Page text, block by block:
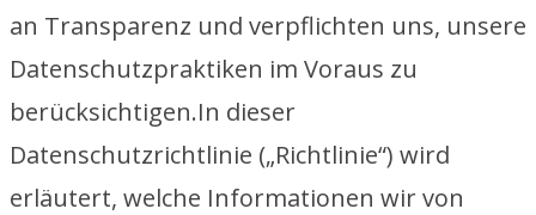
an Transparenz und verpflichten uns, unsere
Datenschutzpraktiken im Voraus zu
berücksichtigen.In dieser
Datenschutzrichtlinie („Richtlinie“) wird
erläutert, welche Informationen wir von